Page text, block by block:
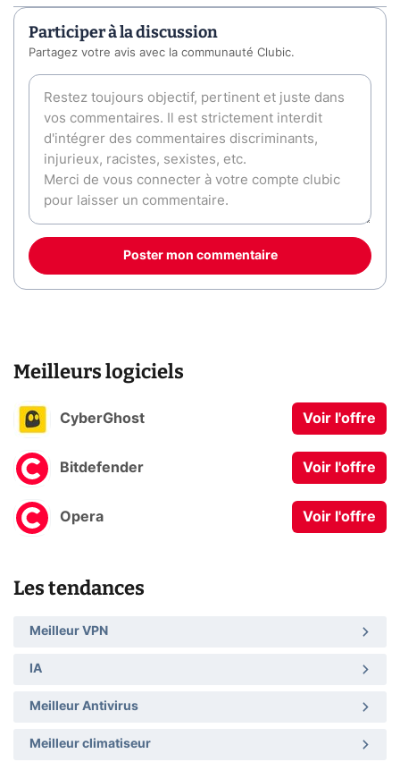
Participer à la discussion
Partagez votre avis avec la communauté Clubic.
Poster mon commentaire
Meilleurs logiciels
CyberGhost Voir l'offre
Bitdefender Voir l'offre
Opera Voir l'offre
Les tendances
Meilleur VPN
IA
Meilleur Antivirus
Meilleur climatiseur